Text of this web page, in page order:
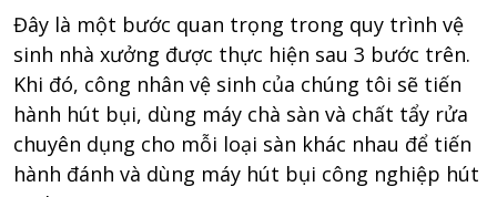
Đây là một bước quan trọng trong quy trình vệ
sinh nhà xưởng được thực hiện sau 3 bước trên.
Khi đó, công nhân vệ sinh của chúng tôi sẽ tiến
hành hút bụi, dùng máy chà sàn và chất tẩy rửa
chuyên dụng cho mỗi loại sàn khác nhau để tiến
hành đánh và dùng máy hút bụi công nghiệp hút